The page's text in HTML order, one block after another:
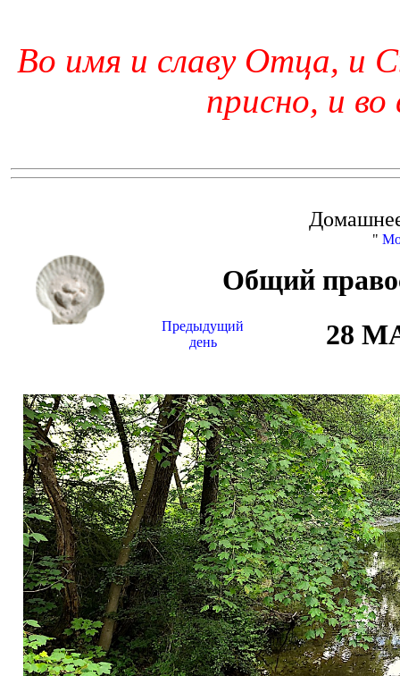
Во имя и славу Отца, и
присно, и во
"
Общий
Предыдущий
день
28